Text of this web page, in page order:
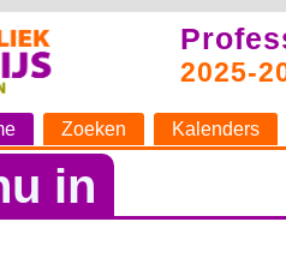
2025-
Zoeken Kalenders
in